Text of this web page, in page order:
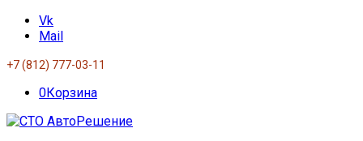
Vk
Mail
+7 (812) 777-03-11
0Корзина